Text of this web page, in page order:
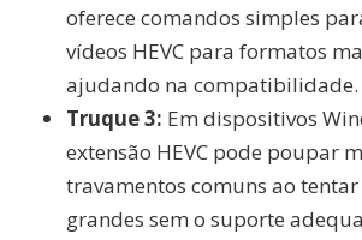
oferece comandos simples
vídeos HEVC para formatos
ajudando na compatibilidade.
Truque 3: Em dispositivos
extensão HEVC pode poupar
travamentos comuns ao
grandes sem o suporte